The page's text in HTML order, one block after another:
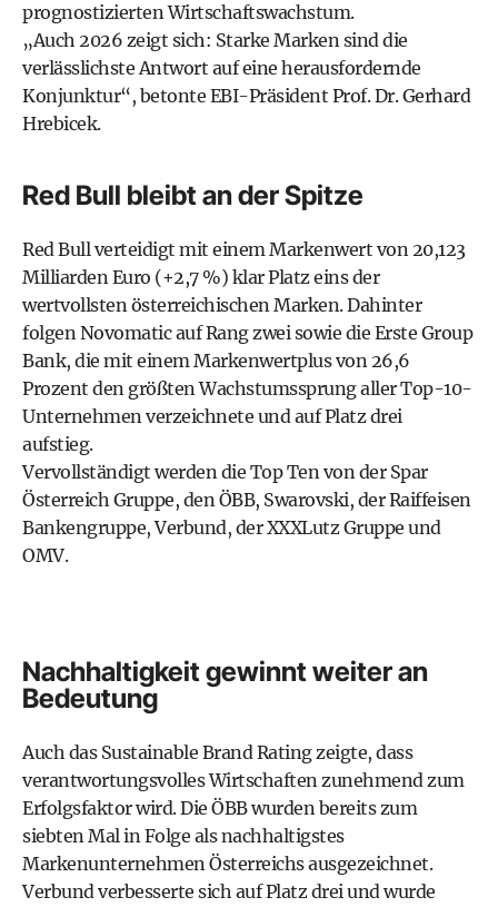
prognostizierten Wirtschaftswachstum.
„Auch 2026 zeigt sich: Starke Marken sind die
verlässlichste Antwort auf eine herausfordernde
Konjunktur“, betonte EBI-Präsident Prof. Dr. Gerhard
Hrebicek.
Red Bull bleibt an der Spitze
Red Bull verteidigt mit einem Markenwert von 20,123
Milliarden Euro (+2,7 %) klar Platz eins der
wertvollsten österreichischen Marken. Dahinter
folgen Novomatic auf Rang zwei sowie die Erste Group
Bank, die mit einem Markenwertplus von 26,6
Prozent den größten Wachstumssprung aller Top-10-
Unternehmen verzeichnete und auf Platz drei
aufstieg.
Vervollständigt werden die Top Ten von der Spar
Österreich Gruppe, den ÖBB, Swarovski, der Raiffeisen
Bankengruppe, Verbund, der XXXLutz Gruppe und
OMV.
Nachhaltigkeit gewinnt weiter an
Bedeutung
Auch das Sustainable Brand Rating zeigte, dass
verantwortungsvolles Wirtschaften zunehmend zum
Erfolgsfaktor wird. Die ÖBB wurden bereits zum
siebten Mal in Folge als nachhaltigstes
Markenunternehmen Österreichs ausgezeichnet.
Verbund verbesserte sich auf Platz drei und wurde